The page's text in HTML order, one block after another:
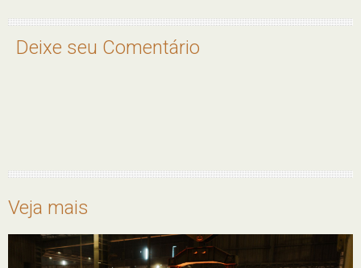
Deixe seu Comentário
Veja mais